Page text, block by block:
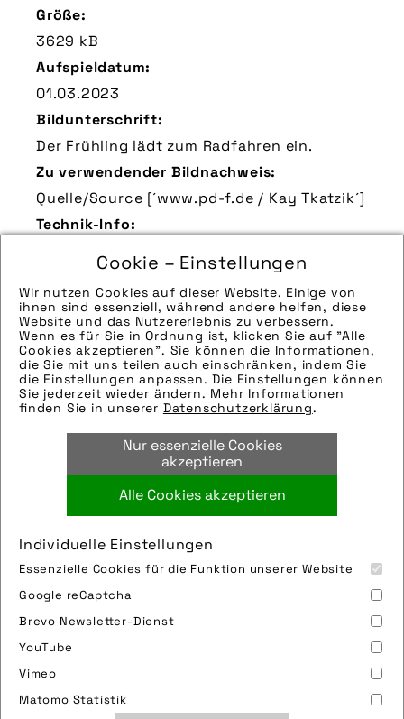
Cookie – Einstellungen
Wir nutzen Cookies auf dieser Website. Einige von
ihnen sind essenziell, während andere helfen, diese
Website und das Nutzererlebnis zu verbessern.
Wenn es für Sie in Ordnung ist, klicken Sie auf "Alle
Cookies akzeptieren". Sie können die Informationen,
die Sie mit uns teilen auch einschränken, indem Sie
die Einstellungen anpassen. Die Einstellungen können
Sie jederzeit wieder ändern. Mehr Informationen
finden Sie in unserer Datenschutzerklärung.
Nur essenzielle Cookies
akzeptieren
Alle Cookies akzeptieren
Individuelle Einstellungen
Essenzielle Cookies für die Funktion unserer Website
Google reCaptcha
Brevo Newsletter-Dienst
YouTube
Vimeo
Matomo Statistik
Größe:
3629 kB
Aufspieldatum:
01.03.2023
Bildunterschrift:
Der Frühling lädt zum Radfahren ein.
Zu verwendender Bildnachweis:
Quelle/Source [´www.pd-f.de / Kay Tkatzik´]
Technik-Info:
eingefügt. Sie können uns aber gern auch
per E-Mail oder Telefon kontaktieren, wir
helfen gerne weiter.
Tags:
abus,august bremicker söhne kg,
bekleidung,e-bike,ebike,fahrradfrühling,
flyer,flyer ag,kopfschutz,pedelec,
sicherheit,unfallschutz,vaude,vaude
sport gmbh & co kg
Bild downloaden
Nutzungsbedingungen
Datenschutz